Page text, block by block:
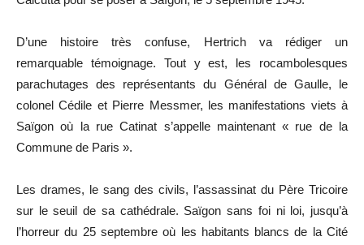
D’une histoire très confuse, Hertrich va rédiger un
remarquable témoignage. Tout y est, les rocambolesques
parachutages des représentants du Général de Gaulle, le
colonel Cédile et Pierre Messmer, les manifestations viets à
Saïgon où la rue Catinat s’appelle maintenant « rue de la
Commune de Paris ».
Les drames, le sang des civils, l’assassinat du Père Tricoire
sur le seuil de sa cathédrale. Saïgon sans foi ni loi, jusqu’à
l’horreur du 25 septembre où les habitants blancs de la Cité